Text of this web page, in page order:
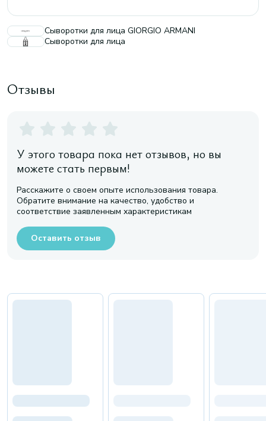
Сыворотки для лица GIORGIO ARMANI
Сыворотки для лица
Отзывы
У этого товара пока нет отзывов, но вы
можете стать первым!
Расскажите о своем опыте использования товара.
Обратите внимание на качество, удобство и
соответствие заявленным характеристикам
Оставить отзыв